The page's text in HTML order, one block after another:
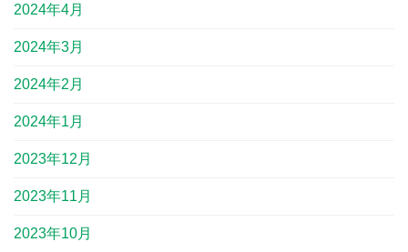
2024年4月
2024年3月
2024年2月
2024年1月
2023年12月
2023年11月
2023年10月